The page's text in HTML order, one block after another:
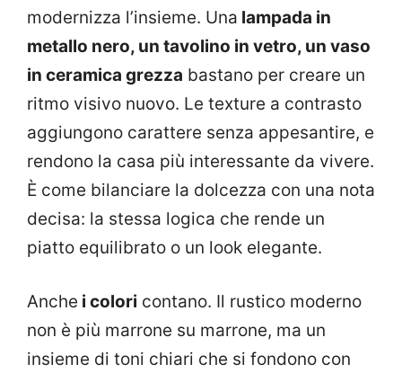
modernizza l’insieme. Una lampada in
metallo nero, un tavolino in vetro, un vaso
in ceramica grezza bastano per creare un
ritmo visivo nuovo. Le texture a contrasto
aggiungono carattere senza appesantire, e
rendono la casa più interessante da vivere.
È come bilanciare la dolcezza con una nota
decisa: la stessa logica che rende un
piatto equilibrato o un look elegante.
Anche i colori contano. Il rustico moderno
non è più marrone su marrone, ma un
insieme di toni chiari che si fondono con